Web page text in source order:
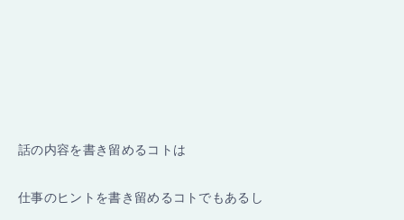
話の内容を書き留めるコトは
仕事のヒントを書き留めるコトでもあるし